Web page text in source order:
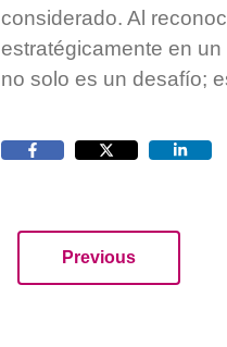
considerado. Al
estratégicamente en
no solo es un desafío;
Previous